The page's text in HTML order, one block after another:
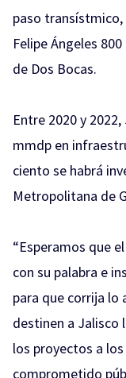
paso
Felipe Ángeles
de Dos Bocas.
Entre 2020 y
mmdp en
ciento se habrá
Metropolitana de
“Esperamos que
con su palabra e
para que corrija lo
destinen a Jalisco
los proyectos a
comprometido